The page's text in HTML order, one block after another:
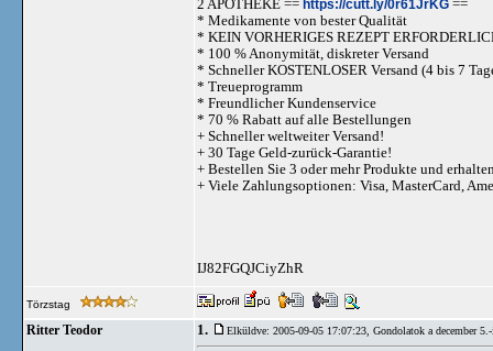
2 APOTHEKE == https://cutt.ly/0r61JrKG ==
* Medikamente von bester Qualität
* KEIN VORHERIGES REZEPT
* 100 % Anonymität, diskreter Versand
* Schneller KOSTENLOSER Versand (4 bis 7
* Treueprogramm
* Freundlicher Kundenservice
* 70 % Rabatt auf alle Bestellungen
+ Schneller weltweiter Versand!
+ 30 Tage Geld-zurück-Garantie!
+ Bestellen Sie 3 oder mehr Produkte und
+ Viele Zahlungsoptionen: Visa, MasterCard,
IJ82FGQJCiyZhR
Törzstag
Ritter Teodor 1. Elküldve: 2005-09-05 17:07:23, Gondolatok a december